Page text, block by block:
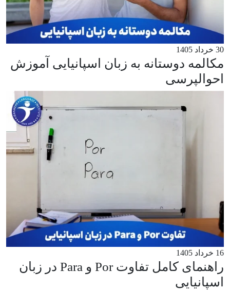
30 خرداد 1405
مکالمه دوستانه به زبان اسپانیایی آموزش
احوالپرسی
16 خرداد 1405
راهنمای کامل تفاوت Por و Para در زبان
اسپانیایی